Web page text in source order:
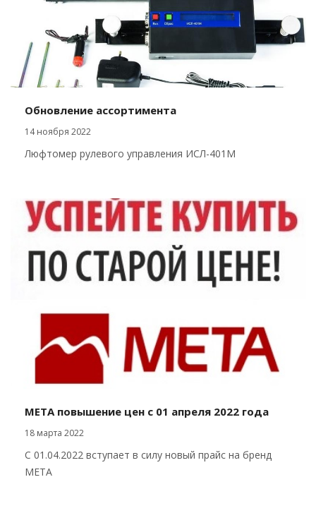
Обновление ассортимента
14 ноября 2022
Люфтомер рулевого управления ИСЛ-401М
МЕТА повышение цен с 01 апреля 2022 года
18 марта 2022
С 01.04.2022 вступает в силу новый прайс на бренд
МЕТА